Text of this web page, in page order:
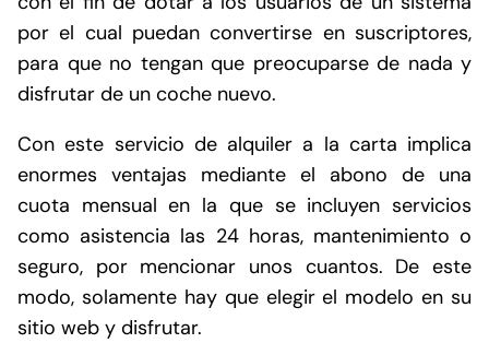
por el cual puedan convertirse en suscriptores,
para que no tengan que preocuparse de nada y
disfrutar de un coche nuevo.
Con este servicio de alquiler a la carta implica
enormes ventajas mediante el abono de una
cuota mensual en la que se incluyen servicios
como asistencia las 24 horas, mantenimiento o
seguro, por mencionar unos cuantos. De este
modo, solamente hay que elegir el modelo en su
sitio web y disfrutar.